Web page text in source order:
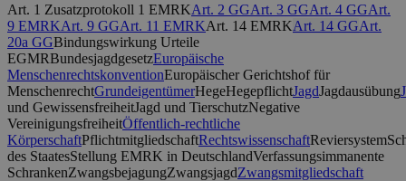
Art. 1 Zusatzprotokoll 1 EMRKArt. 2 GGArt. 3 GGArt. 4 GGArt.
9 EMRKArt. 9 GGArt. 11 EMRKArt. 14 EMRKArt. 14 GGArt.
20a GGBindungswirkung Urteile
EGMRBundesjagdgesetzEuropäische
MenschenrechtskonventionEuropäischer Gerichtshof für
MenschenrechtGrundeigentümerHegeHegepflichtJagdJagdausübung
und GewissensfreiheitJagd und TierschutzNegative
VereinigungsfreiheitÖffentlich-rechtliche
KörperschaftPflichtmitgliedschaftRechtswissenschaftReviersystem
des StaatesStellung EMRK in DeutschlandVerfassungsimmanente
SchrankenZwangsbejagungZwangsjagdZwangsmitgliedschaft